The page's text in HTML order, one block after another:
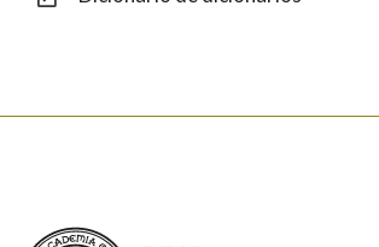
Real Academia Galega